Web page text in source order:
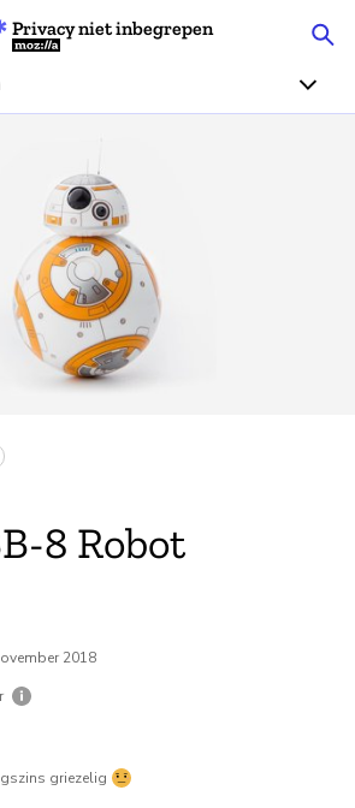
Articles
Over
Doneren
Privacy niet inbegrepen
Mozilla
8 Robot
2018
griezelig